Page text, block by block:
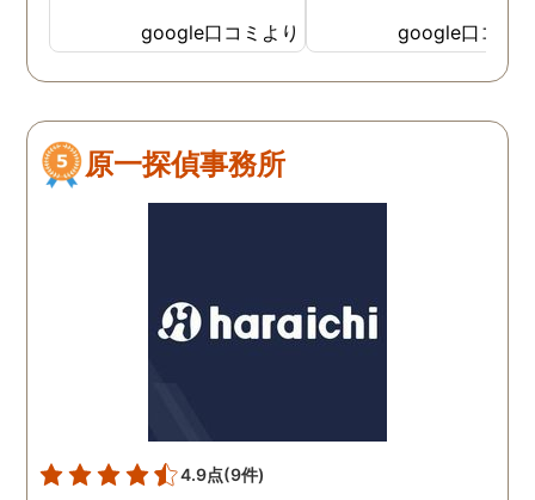
ると、何度か、私を心配し
てくださっていることが伝
わってくるLINEをいただき
みると、旭法さんの第一声
は、「奥さん、ちゃんと食
べれてますか？ちゃんと眠
とにしました。 旭法さん
は、何度も何度も私の相談
談もできなかった私を救っ
てくれたのは、紛れもなく
google口コミより google口コミ
原一探偵事務所
4.9点(9件)